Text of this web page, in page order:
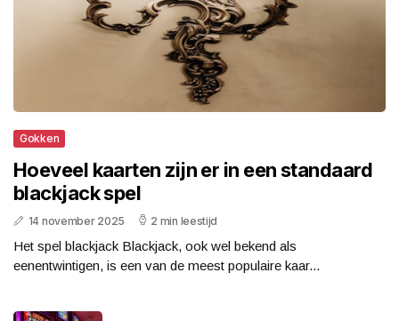
Gokken
Hoeveel kaarten zijn er in een standaard
blackjack spel
14 november 2025 2 min leestijd
Het spel blackjack Blackjack, ook wel bekend als
eenentwintigen, is een van de meest populaire kaar...